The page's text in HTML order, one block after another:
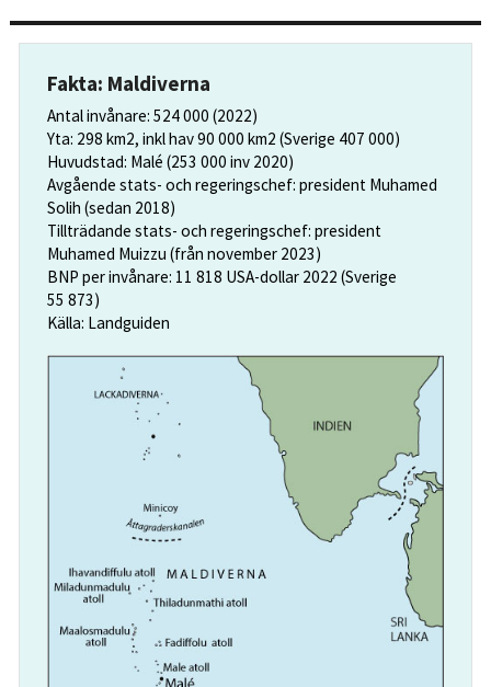
Fakta: Maldiverna
Antal invånare: 524 000 (2022)
Yta: 298 km2, inkl hav 90 000 km2 (Sverige 407 000)
Huvudstad: Malé (253 000 inv 2020)
Avgående stats- och regeringschef: president Muhamed
Solih (sedan 2018)
Tillträdande stats- och regeringschef: president
Muhamed Muizzu (från november 2023)
BNP per invånare: 11 818 USA-dollar 2022 (Sverige
55 873)
Källa: Landguiden